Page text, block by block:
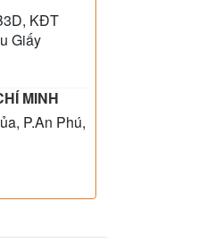
KĐT
Giấy
MINH
P.An Phú,